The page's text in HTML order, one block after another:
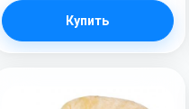
Купить